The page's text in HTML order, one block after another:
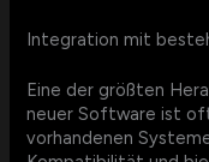
Integration mit
Eine der größten
neuer Software ist
vorhandenen